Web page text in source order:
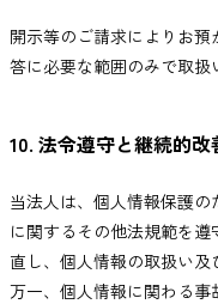
開示等のご請求によりお
答に必要な範囲のみで取扱
10. 法令遵守と継続的改
当法人は、個人情報保護
に関するその他法規範を
直し、個人情報の取扱い及
万一、個人情報に関わる